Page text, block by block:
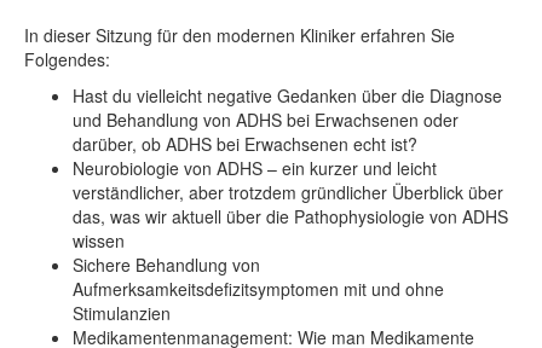
In dieser Sitzung für den modernen Kliniker erfahren Sie
Folgendes:
Hast du vielleicht negative Gedanken über die Diagnose
und Behandlung von ADHS bei Erwachsenen oder
darüber, ob ADHS bei Erwachsenen echt ist?
Neurobiologie von ADHS – ein kurzer und leicht
verständlicher, aber trotzdem gründlicher Überblick über
das, was wir aktuell über die Pathophysiologie von ADHS
wissen
Sichere Behandlung von
Aufmerksamkeitsdefizitsymptomen mit und ohne
Stimulanzien
Medikamentenmanagement: Wie man Medikamente